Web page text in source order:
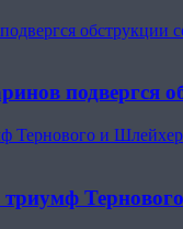
Тернового и